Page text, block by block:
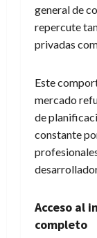
general de
repercute
privadas
Este
mercado
de
constante
Acceso al
completo